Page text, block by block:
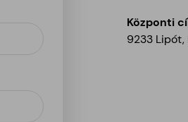
Központi
9233 Lipót,